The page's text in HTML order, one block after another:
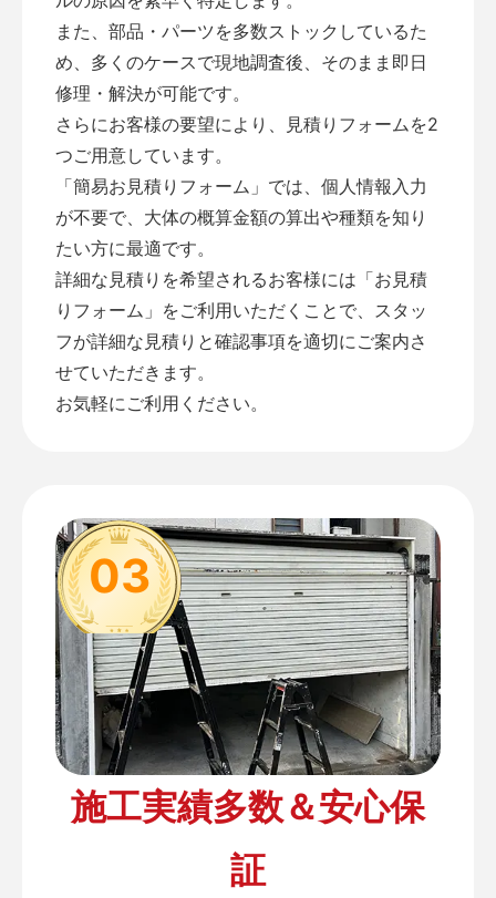
また、部品・パーツを多数ストックしているた
め、多くのケースで現地調査後、そのまま即日
修理・解決が可能です。
さらにお客様の要望により、見積りフォームを2
つご用意しています。
「簡易お見積りフォーム 」では、個人情報入力
が不要で、大体の概算金額の算出や種類を知り
たい方に最適です。
詳細な見積りを希望されるお客様には「お見積
りフォーム 」をご利用いただくことで、スタッ
フが詳細な見積りと確認事項を適切にご案内さ
せていただきます。
お気軽にご利用ください。
03
施工実績多数＆安心保
証